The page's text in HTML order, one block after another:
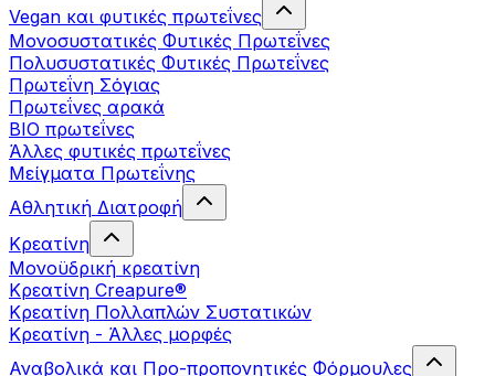
Vegan και φυτικές πρωτεΐνες
Μονοσυστατικές Φυτικές Πρωτεΐνες
Πολυσυστατικές Φυτικές Πρωτεΐνες
Πρωτεΐνη Σόγιας
Πρωτεΐνες αρακά
ΒIO πρωτεΐνες
Άλλες φυτικές πρωτεΐνες
Μείγματα Πρωτεΐνης
Αθλητική Διατροφή
Κρεατίνη
Μονοϋδρική κρεατίνη
Κρεατίνη Creapure®
Κρεατίνη Πολλαπλών Συστατικών
Κρεατίνη - Άλλες μορφές
Αναβολικά και Προ-προπονητικές Φόρμουλες